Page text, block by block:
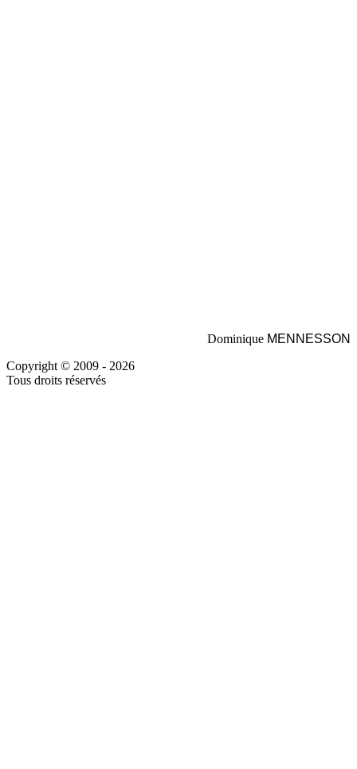
Dominique MENNESSON
Copyright © 2009 - 2026
Tous droits réservés